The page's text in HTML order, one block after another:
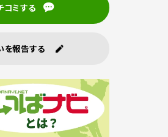
コミする
を報告する